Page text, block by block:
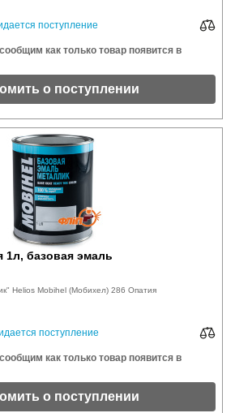
поступление
как только товар появится в
о поступлении
1л, базовая эмаль
Helios Mobihel (Мобихел) 286 Опатия
поступление
как только товар появится в
о поступлении